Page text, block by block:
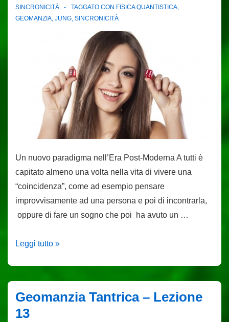
SINCRONICITÀ
TAGGATO CON FISICA QUANTISTICA,
GEOMANZIA, JUNG, SINCRONICITÀ
Un nuovo paradigma nell’Era Post-Moderna A tutti è
capitato almeno una volta nella vita di vivere una
“coincidenza”, come ad esempio pensare
improvvisamente ad una persona e poi di incontrarla,
oppure di fare un sogno che poi ha avuto un …
Sincronicità
Leggi tutto »
Geomanzia Tantrica – Lezione
13